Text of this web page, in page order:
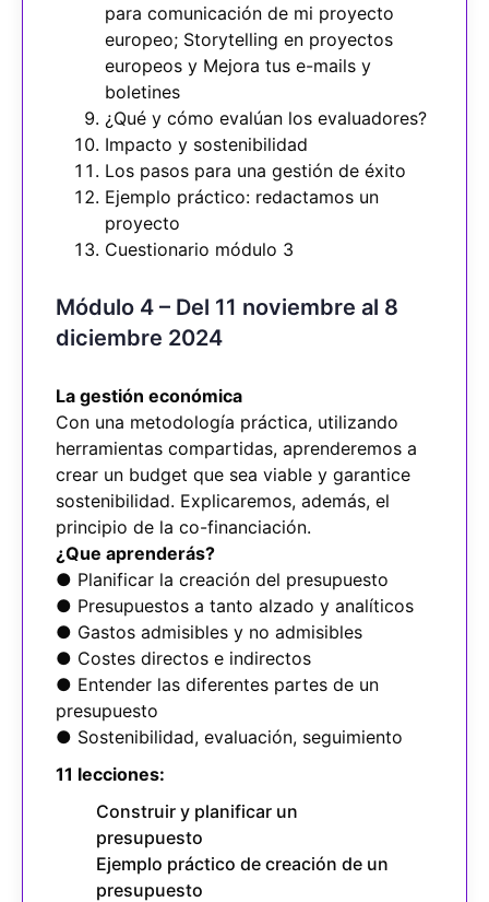
para comunicación de mi proyecto
europeo; Storytelling en proyectos
europeos y Mejora tus e-mails y
boletines
¿Qué y cómo evalúan los evaluadores?
Impacto y sostenibilidad
Los pasos para una gestión de éxito
Ejemplo práctico: redactamos un
proyecto
Cuestionario módulo 3
Módulo 4 – Del 11 noviembre al 8
diciembre 2024
La gestión económica
Con una metodología práctica, utilizando
herramientas compartidas, aprenderemos a
crear un budget que sea viable y garantice
sostenibilidad. Explicaremos, además, el
principio de la co-financiación.
¿Que aprenderás?
● Planificar la creación del presupuesto
● Presupuestos a tanto alzado y analíticos
● Gastos admisibles y no admisibles
● Costes directos e indirectos
● Entender las diferentes partes de un
presupuesto
● Sostenibilidad, evaluación, seguimiento
11 lecciones:
Construir y planificar un
presupuesto
Ejemplo práctico de creación de un
presupuesto